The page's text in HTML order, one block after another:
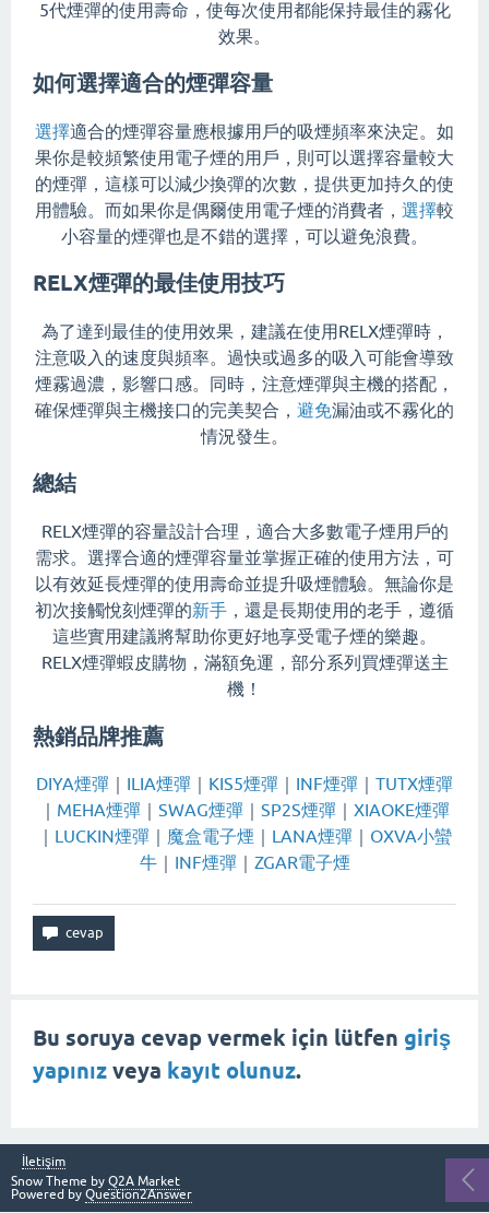
5代煙彈的使用壽命，使每次使用都能保持最佳的霧化
效果。
如何選擇適合的煙彈容量
選擇適合的煙彈容量應根據用戶的吸煙頻率來決定。如
果你是較頻繁使用電子煙的用戶，則可以選擇容量較大
的煙彈，這樣可以減少換彈的次數，提供更加持久的使
用體驗。而如果你是偶爾使用電子煙的消費者， 選擇較
小容量的煙彈也是不錯的選擇，可以避免浪費。
RELX煙彈的最佳使用技巧
為了達到最佳的使用效果，建議在使用RELX煙彈時，
注意吸入的速度與頻率。過快或過多的吸入可能會導致
煙霧過濃，影響口感。同時，注意煙彈與主機的搭配，
確保煙彈與主機接口的完美契合， 避免漏油或不霧化的
情況發生。
總結
RELX煙彈的容量設計合理，適合大多數電子煙用戶的
需求。選擇合適的煙彈容量並掌握正確的使用方法，可
以有效延長煙彈的使用壽命並提升吸煙體驗。無論你是
初次接觸悅刻煙彈的新手 ，還是長期使用的老手，遵循
這些實用建議將幫助你更好地享受電子煙的樂趣。
RELX煙彈蝦皮購物，滿額免運，部分系列買煙彈送主
機！
熱銷品牌推薦
DIYA煙彈 ｜ ILIA煙彈 ｜ KIS5煙彈 ｜ INF煙彈 ｜ TUTX煙彈
｜ MEHA煙彈 ｜ SWAG煙彈 ｜ SP2S煙彈 ｜ XIAOKE煙彈
｜ LUCKIN煙彈 ｜ 魔盒電子煙 ｜ LANA煙彈 ｜ OXVA小蠻
牛｜ INF煙彈｜ ZGAR電子煙
Bu soruya cevap vermek için lütfen giriş
yapınız veya kayıt olunuz.
İletişim
Snow Theme by Q2A Market
Powered by Question2Answer